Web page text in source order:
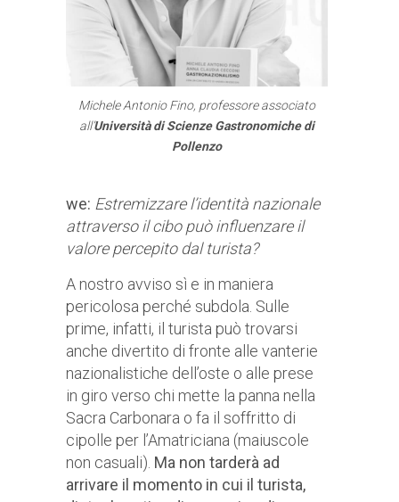
Michele Antonio Fino, professore associato
all’Università di Scienze Gastronomiche di
Pollenzo
we: Estremizzare l’identità nazionale
attraverso il cibo può influenzare il
valore percepito dal turista?
A nostro avviso sì e in maniera
pericolosa perché subdola. Sulle
prime, infatti, il turista può trovarsi
anche divertito di fronte alle vanterie
nazionalistiche dell’oste o alle prese
in giro verso chi mette la panna nella
Sacra Carbonara o fa il soffritto di
cipolle per l’Amatriciana (maiuscole
non casuali). Ma non tarderà ad
arrivare il momento in cui il turista,